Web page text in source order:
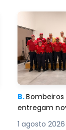
B.
entregam
1 agosto 2026